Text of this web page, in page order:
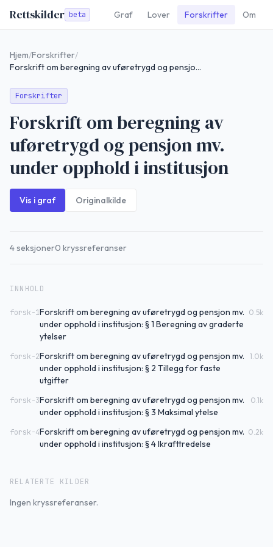
Rettskilder beta Graf Lover Forskrifter Om
Hjem/Forskrifter/
Forskrift om beregning av uføretrygd og pensjon mv. under opphold i institusjon
Forskrifter
Forskrift om beregning av
uføretrygd og pensjon mv.
under opphold i institusjon
Vis i graf Originalkilde
4seksjoner0 kryssreferanser
INNHOLD
forsk-1Forskrift om beregning av uføretrygd og pensjon mv.
under opphold i institusjon: § 1 Beregning av graderte
ytelser
0.5k
forsk-2Forskrift om beregning av uføretrygd og pensjon mv.
under opphold i institusjon: § 2 Tillegg for faste
utgifter
1.0k
forsk-3Forskrift om beregning av uføretrygd og pensjon mv.
under opphold i institusjon: § 3 Maksimal ytelse
0.1k
forsk-4Forskrift om beregning av uføretrygd og pensjon mv.
under opphold i institusjon: § 4 Ikrafttredelse
0.2k
RELATERTE KILDER
Ingen kryssreferanser.